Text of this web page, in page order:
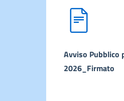
Avviso Pubblico
2026_Firmato